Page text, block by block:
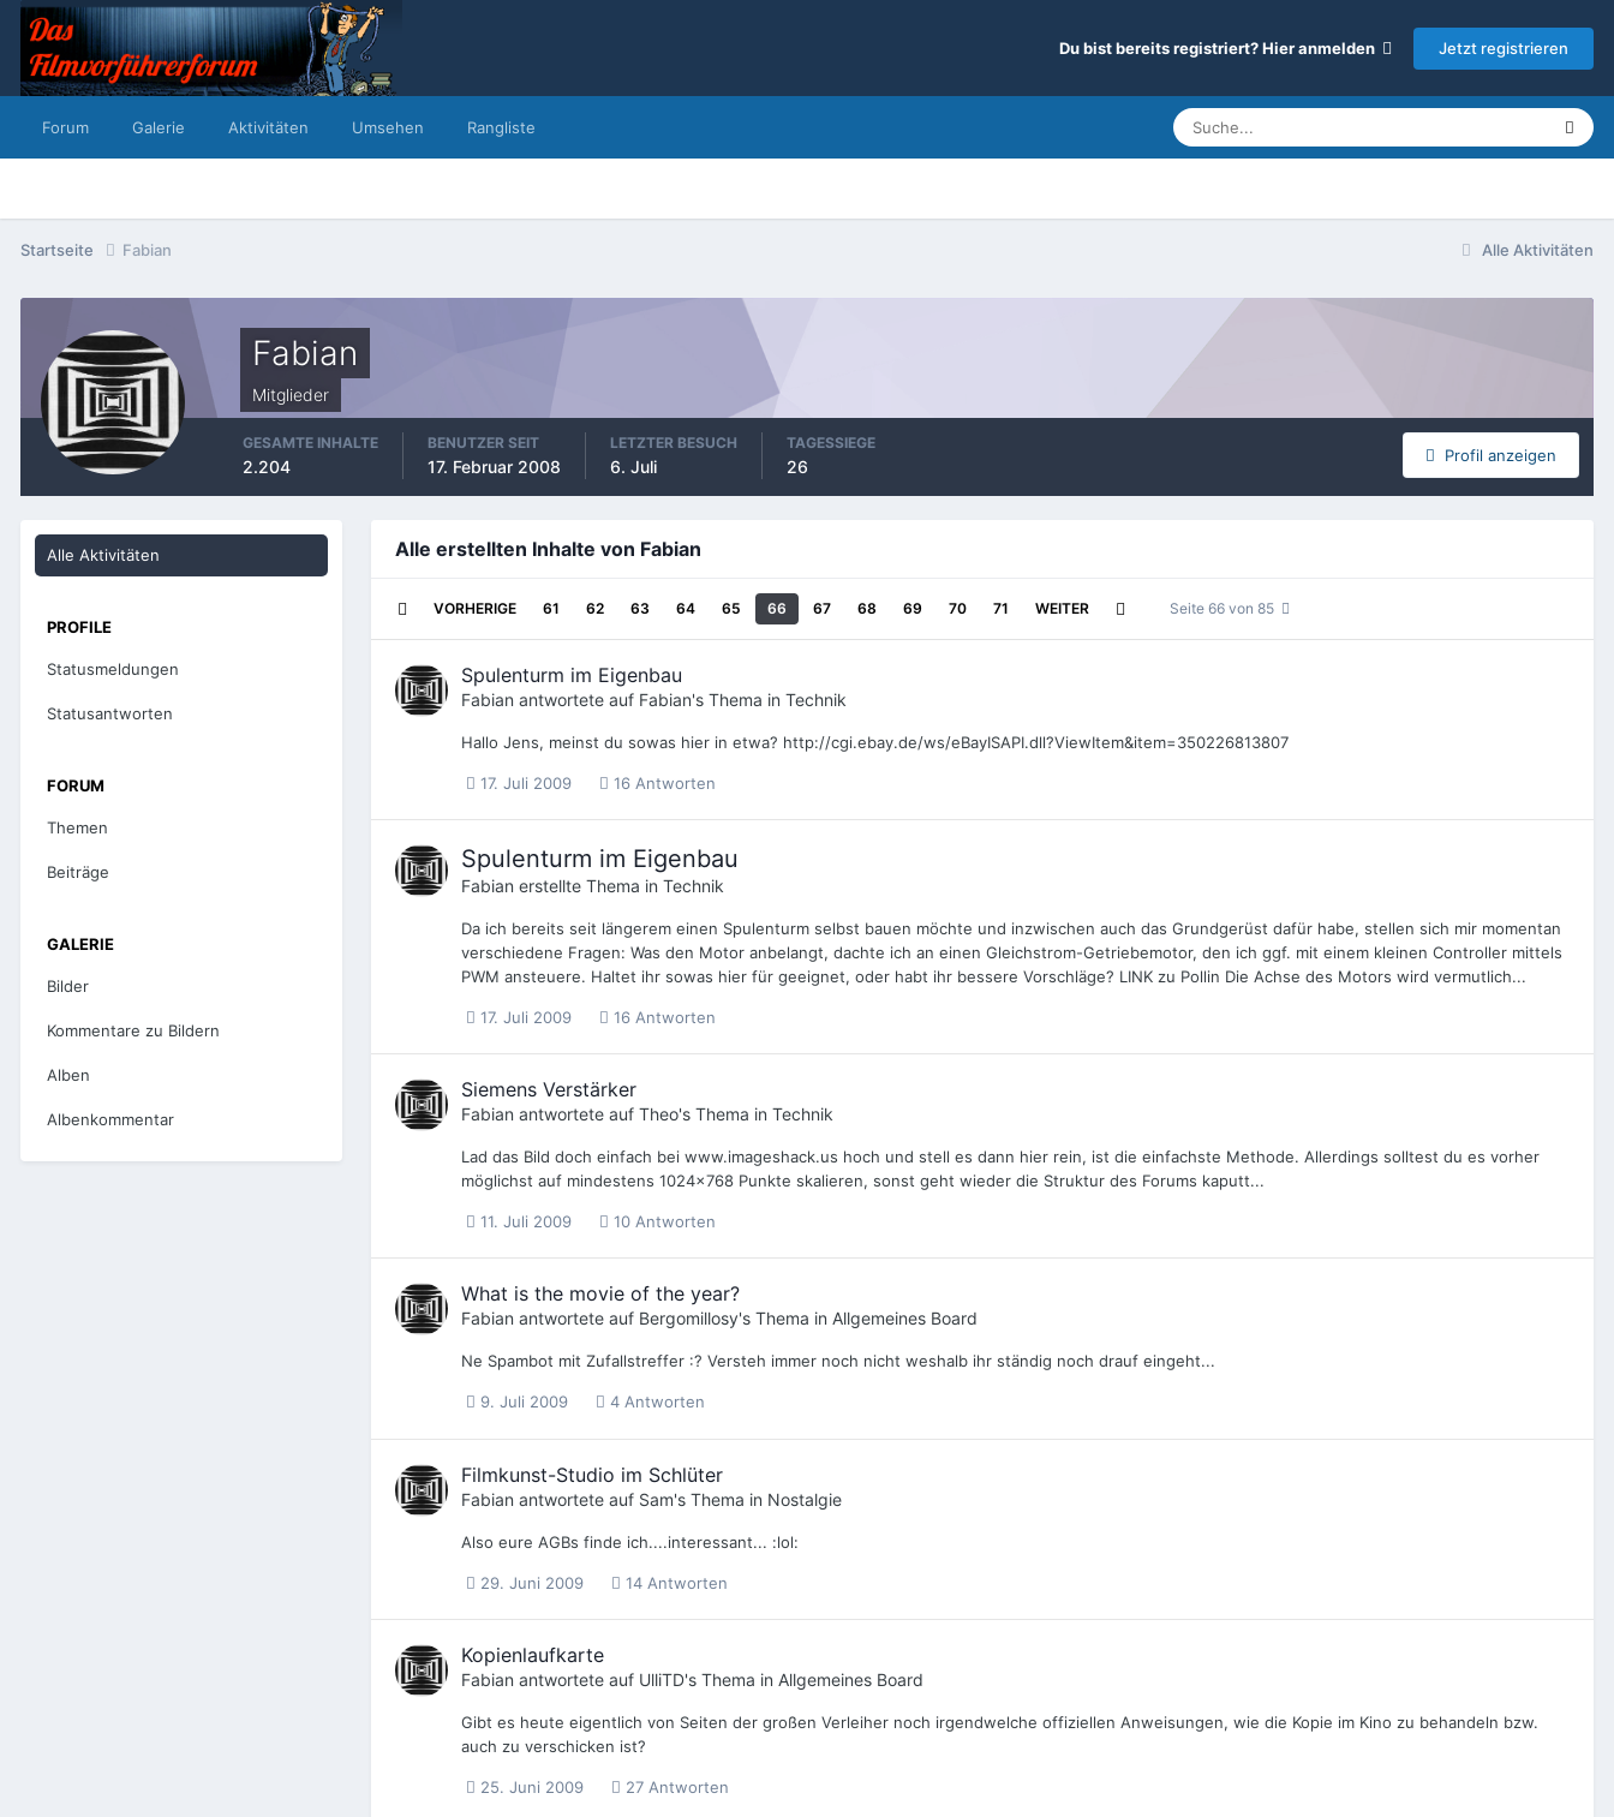
Du bist bereits registriert? Hier anmelden Jetzt registrieren
Forum Galerie Aktivitäten Umsehen Rangliste
Alle Aktivitäten
Startseite Fabian
Fabian
Mitglieder
Profil anzeigen
GESAMTE INHALTE
2.204
BENUTZER SEIT
17. Februar 2008
LETZTER BESUCH
6. Juli
TAGESSIEGE
26
Alle Aktivitäten
PROFILE
Statusmeldungen
Statusantworten
FORUM
Themen
Beiträge
GALERIE
Bilder
Kommentare zu Bildern
Alben
Albenkommentar
Alle erstellten Inhalte von Fabian
VORHERIGE 61 62 63 64 65 66 67 68 69 70 71 WEITER Seite 66 von 85
Spulenturm im Eigenbau
Fabian antwortete auf Fabian's Thema in Technik
Hallo Jens, meinst du sowas hier in etwa? http://cgi.ebay.de/ws/eBayISAPI.dll?ViewItem&item=350226813807
17. Juli 2009 16 Antworten
Spulenturm im Eigenbau
Fabian erstellte Thema in Technik
Da ich bereits seit längerem einen Spulenturm selbst bauen möchte und inzwischen auch das Grundgerüst dafür habe, stellen sich mir momentan
verschiedene Fragen: Was den Motor anbelangt, dachte ich an einen Gleichstrom-Getriebemotor, den ich ggf. mit einem kleinen Controller mittels
PWM ansteuere. Haltet ihr sowas hier für geeignet, oder habt ihr bessere Vorschläge? LINK zu Pollin Die Achse des Motors wird vermutlich...
17. Juli 2009 16 Antworten
Siemens Verstärker
Fabian antwortete auf Theo's Thema in Technik
Lad das Bild doch einfach bei www.imageshack.us hoch und stell es dann hier rein, ist die einfachste Methode. Allerdings solltest du es vorher
möglichst auf mindestens 1024x768 Punkte skalieren, sonst geht wieder die Struktur des Forums kaputt...
11. Juli 2009 10 Antworten
What is the movie of the year?
Fabian antwortete auf Bergomillosy's Thema in Allgemeines Board
Ne Spambot mit Zufallstreffer :? Versteh immer noch nicht weshalb ihr ständig noch drauf eingeht...
9. Juli 2009 4 Antworten
Filmkunst-Studio im Schlüter
Fabian antwortete auf Sam's Thema in Nostalgie
Also eure AGBs finde ich....interessant... :lol:
29. Juni 2009 14 Antworten
Kopienlaufkarte
Fabian antwortete auf UlliTD's Thema in Allgemeines Board
Gibt es heute eigentlich von Seiten der großen Verleiher noch irgendwelche offiziellen Anweisungen, wie die Kopie im Kino zu behandeln bzw.
auch zu verschicken ist?
25. Juni 2009 27 Antworten